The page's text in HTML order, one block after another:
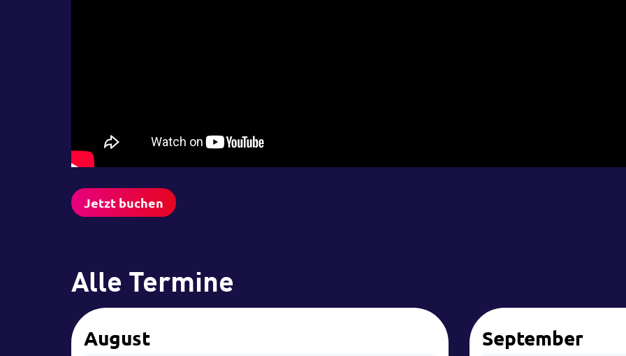
Jetzt buchen
Alle Termine
August
September